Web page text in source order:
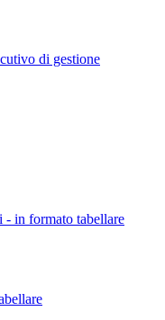
di gestione
- in formato tabellare